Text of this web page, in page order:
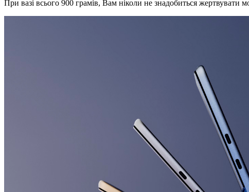
При вазі всього 900 грамів, Вам ніколи не знадобиться жертвувати